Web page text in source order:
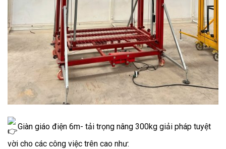
Giàn giáo điện 6m- tải trọng nâng 300kg giải pháp tuyệt
vời cho các công việc trên cao như: